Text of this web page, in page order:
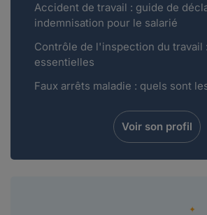
Accident de travail : guide de
indemnisation pour le salarié
Contrôle de l'inspection du travail
essentielles
Faux arrêts maladie : quels sont
Voir son profil